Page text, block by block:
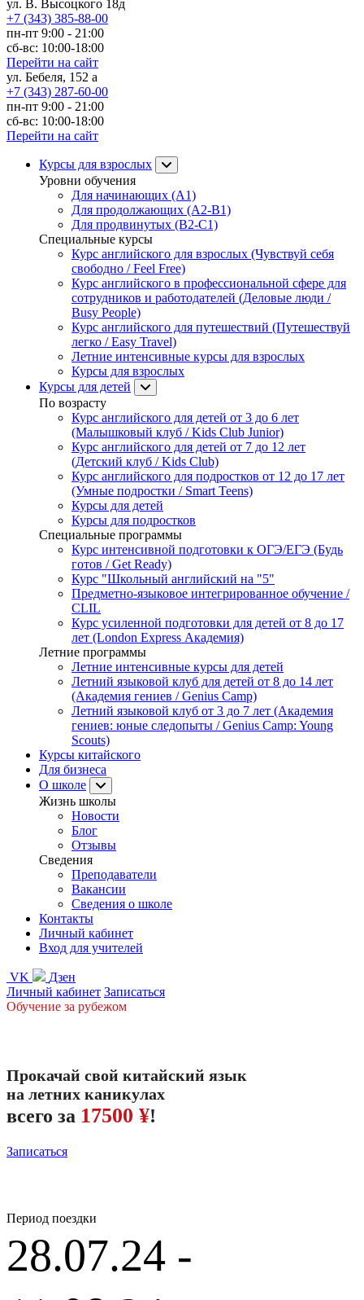
ул. В. Высоцкого 18д
+7 (343) 385-88-00
пн-пт 9:00 - 21:00
сб-вс: 10:00-18:00
Перейти на сайт
ул. Бебеля, 152 а
+7 (343) 287-60-00
пн-пт 9:00 - 21:00
сб-вс: 10:00-18:00
Перейти на сайт
Курсы для взрослых
Уровни обучения
Для начинающих (A1)
Для продолжающих (A2-B1)
Для продвинутых (B2-C1)
Специальные курсы
Курс английского для взрослых (Чувствуй себя
свободно / Feel Free)
Курс английского в профессиональной сфере для
сотрудников и работодателей (Деловые люди /
Busy People)
Курс английского для путешествий (Путешествуй
легко / Easy Travel)
Летние интенсивные курсы для взрослых
Курсы для взрослых
Курсы для детей
По возрасту
Курс английского для детей от 3 до 6 лет
(Малышковый клуб / Kids Club Junior)
Курс английского для детей от 7 до 12 лет
(Детский клуб / Kids Club)
Курс английского для подростков от 12 до 17 лет
(Умные подростки / Smart Teens)
Курсы для детей
Курсы для подростков
Специальные программы
Курс интенсивной подготовки к ОГЭ/ЕГЭ (Будь
готов / Get Ready)
Курс "Школьный английский на "5"
Предметно-языковое интегрированное обучение /
CLIL
Курс усиленной подготовки для детей от 8 до 17
лет (London Express Академия)
Летние программы
Летние интенсивные курсы для детей
Летний языковой клуб для детей от 8 до 14 лет
(Академия гениев / Genius Camp)
Летний языковой клуб от 3 до 7 лет (Академия
гениев: юные следопыты / Genius Camp: Young
Scouts)
Курсы китайского
Для бизнеса
О школе
Жизнь школы
Новости
Блог
Отзывы
Сведения
Преподаватели
Вакансии
Сведения о школе
Контакты
Личный кабинет
Вход для учителей
VK
Дзен
Личный кабинет Записаться
Обучение за рубежом
Прокачай свой китайский язык
на летних каникулах
всего за 17500 ¥!
Записаться
Период поездки
28.07.24 -